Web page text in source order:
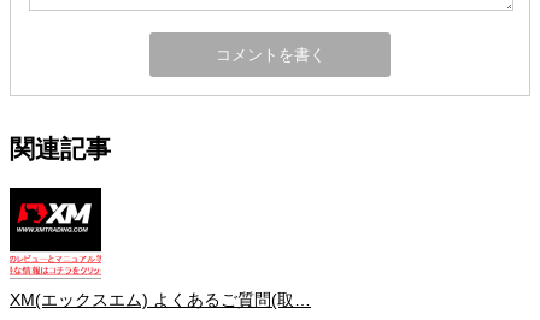
関連記事
XM(エックスエム) よくあるご質問(取…